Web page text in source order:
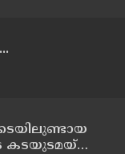
അഭിജീത്
കടയുടമയ്ക്ക്